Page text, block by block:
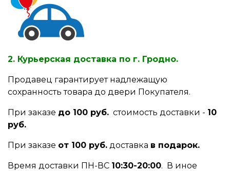
2. Курьерская доставка по г. Гродно.
Продавец гарантирует надлежащую
сохранность товара до двери Покупателя.
При заказе до 100 руб. стоимость доставки - 10
руб.
При заказе от 100 руб. доставка в подарок.
Время доставки ПН-ВС 10:30-20:00. В иное